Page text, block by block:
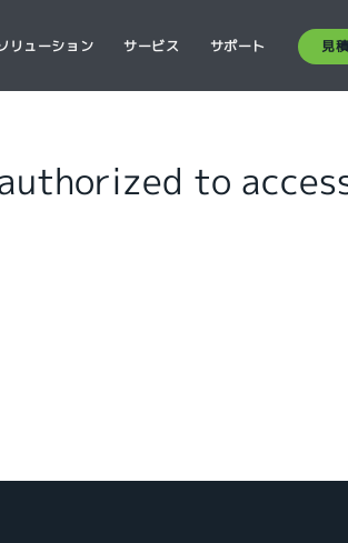
リューション サービス サポート 見
to